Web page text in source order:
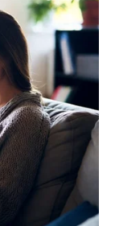
počinje
će trajati
KOJI JE
jeste
razočaranja i
ćete moći da